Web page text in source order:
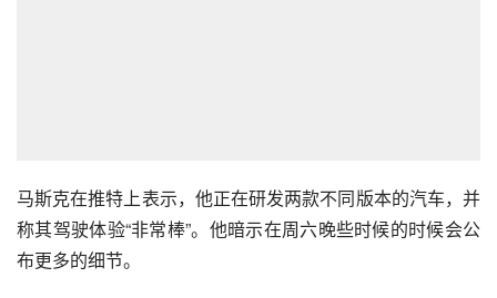
马斯克在推特上表示，他正在研发两款不同版本的汽车，并
称其驾驶体验“非常棒”。他暗示在周六晚些时候的时候会公
布更多的细节。